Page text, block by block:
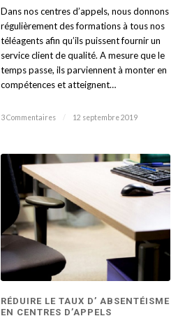
Dans nos centres d’appels, nous donnons
régulièrement des formations à tous nos
téléagents afin qu’ils puissent fournir un
service client de qualité. A mesure que le
temps passe, ils parviennent à monter en
compétences et atteignent…
3 Commentaires / 12 septembre 2019
RÉDUIRE LE TAUX D’ ABSENTÉISME
EN CENTRES D’APPELS